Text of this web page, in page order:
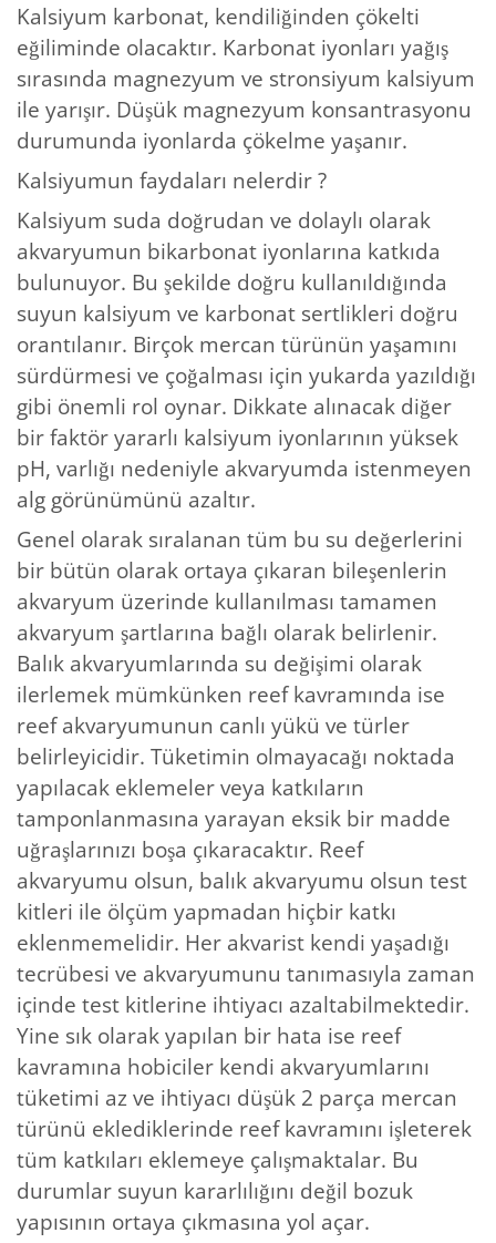
Kalsiyum karbonat, kendiliğinden çökelti
eğiliminde olacaktır. Karbonat iyonları yağış
sırasında magnezyum ve stronsiyum kalsiyum
ile yarışır. Düşük magnezyum konsantrasyonu
durumunda iyonlarda çökelme yaşanır.
Kalsiyumun faydaları nelerdir ?
Kalsiyum suda doğrudan ve dolaylı olarak
akvaryumun bikarbonat iyonlarına katkıda
bulunuyor. Bu şekilde doğru kullanıldığında
suyun kalsiyum ve karbonat sertlikleri doğru
orantılanır. Birçok mercan türünün yaşamını
sürdürmesi ve çoğalması için yukarda yazıldığı
gibi önemli rol oynar. Dikkate alınacak diğer
bir faktör yararlı kalsiyum iyonlarının yüksek
pH, varlığı nedeniyle akvaryumda istenmeyen
alg görünümünü azaltır.
Genel olarak sıralanan tüm bu su değerlerini
bir bütün olarak ortaya çıkaran bileşenlerin
akvaryum üzerinde kullanılması tamamen
akvaryum şartlarına bağlı olarak belirlenir.
Balık akvaryumlarında su değişimi olarak
ilerlemek mümkünken reef kavramında ise
reef akvaryumunun canlı yükü ve türler
belirleyicidir. Tüketimin olmayacağı noktada
yapılacak eklemeler veya katkıların
tamponlanmasına yarayan eksik bir madde
uğraşlarınızı boşa çıkaracaktır. Reef
akvaryumu olsun, balık akvaryumu olsun test
kitleri ile ölçüm yapmadan hiçbir katkı
eklenmemelidir. Her akvarist kendi yaşadığı
tecrübesi ve akvaryumunu tanımasıyla zaman
içinde test kitlerine ihtiyacı azaltabilmektedir.
Yine sık olarak yapılan bir hata ise reef
kavramına hobiciler kendi akvaryumlarını
tüketimi az ve ihtiyacı düşük 2 parça mercan
türünü eklediklerinde reef kavramını işleterek
tüm katkıları eklemeye çalışmaktalar. Bu
durumlar suyun kararlılığını değil bozuk
yapısının ortaya çıkmasına yol açar.